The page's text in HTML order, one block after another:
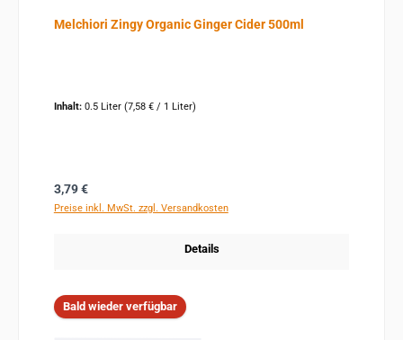
Melchiori Zingy Organic Ginger Cider 500ml
Inhalt: 0.5 Liter (7,58 € / 1 Liter)
Regulärer Preis:
3,79 €
Preise inkl. MwSt. zzgl. Versandkosten
Details
Bald wieder verfügbar